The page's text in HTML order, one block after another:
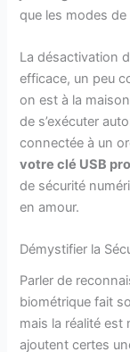
que les modes de
La désactivation
efficace, un peu
on est à la
de s’exécuter
connectée à un
votre clé USB
de sécurité
en amour.
Démystifier la
Parler de
biométrique fait
mais la réalité
ajoutent certes